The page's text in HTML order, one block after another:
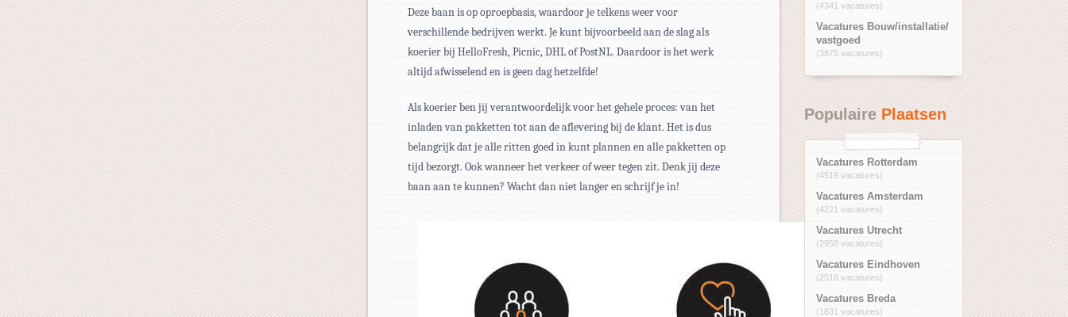
Deze baan is op oproepbasis, waardoor je telkens weer voor
verschillende bedrijven werkt. Je kunt bijvoorbeeld aan de slag als
koerier bij HelloFresh, Picnic, DHL of PostNL. Daardoor is het werk
altijd afwisselend en is geen dag hetzelfde!
Als koerier ben jij verantwoordelijk voor het gehele proces: van het
inladen van pakketten tot aan de aflevering bij de klant. Het is dus
belangrijk dat je alle ritten goed in kunt plannen en alle pakketten op
tijd bezorgt. Ook wanneer het verkeer of weer tegen zit. Denk jij deze
baan aan te kunnen? Wacht dan niet langer en schrijf je in!
(4341 vacatures)
Vacatures Bouw/installatie/
vastgoed
(3875 vacatures)
Populaire Plaatsen
Vacatures Rotterdam
(4519 vacatures)
Vacatures Amsterdam
(4221 vacatures)
Vacatures Utrecht
(2958 vacatures)
Vacatures Eindhoven
(2518 vacatures)
Vacatures Breda
(1831 vacatures)